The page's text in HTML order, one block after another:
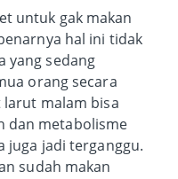
untuk gak makan
hal ini tidak
yang sedang
orang secara
larut malam bisa
dan metabolisme
juga jadi terganggu.
sudah makan